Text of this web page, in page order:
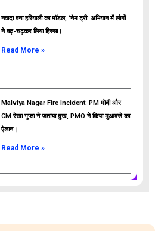
नवादा बना हरियाली का मॉडल, ‘नेम ट्री’ अभियान में लोगों
ने बढ़-चढ़कर लिया हिस्सा।
Read More »
Malviya Nagar Fire Incident: PM मोदी और
CM रेखा गुप्ता ने जताया दुख, PMO ने किया मुआवजे का
ऐलान।
Read More »